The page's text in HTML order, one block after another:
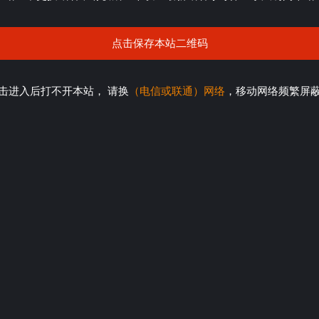
点击保存本站二维码
进入后打不开本站， 请换 （电信或联通）网络 ，移动网络频繁屏